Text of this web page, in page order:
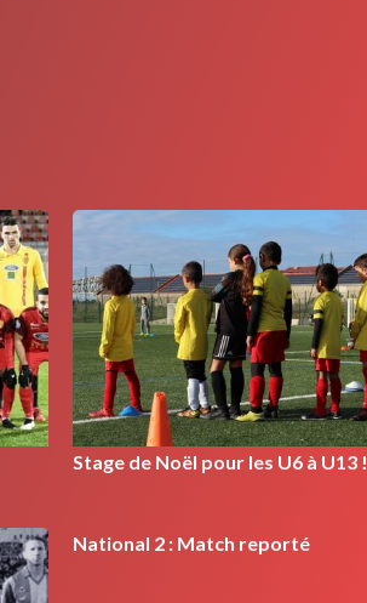
Stage de Noël pour les U6 à U13 !
National 2 : Match reporté